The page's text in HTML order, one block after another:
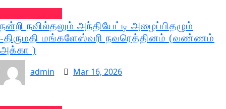
நன்றி நவில்தலும் அந்தியேட்டி அழைப்பிதழும்
-திருமதி மங்களேஸ்வரி நவரெத்தினம் (வண்ணம்
அக்கா )
admin
Mar 16, 2026